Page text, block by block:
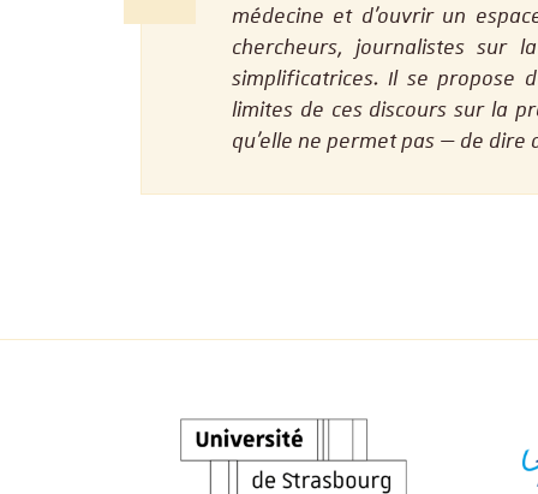
médecine et d’ouvrir un
chercheurs, journalistes sur
simplificatrices. Il se propose
limites de ces discours sur la
qu’elle ne permet pas — de dire